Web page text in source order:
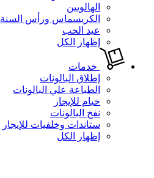
الهالويين
الكريسماس ورأس السنة
عيد الحب
إظهار الكل
خدمات
إطلاق البالونات
الطباعة علي البالونات
خيام للإيجار
نفخ البالونات
ستاندات وخلفيات للإيجار
إظهار الكل